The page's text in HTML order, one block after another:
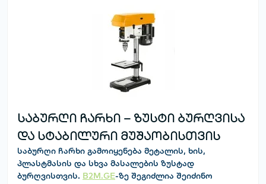
საბურღი ჩარხი – ზუსტი ბურღვისა
და სტაბილური მუშაობისთვის
საბურღი ჩარხი გამოიყენება მეტალის, ხის,
პლასტმასის და სხვა მასალების ზუსტად
ბურღვისთვის. B2M.GE-ზე შეგიძლია შეიძინო